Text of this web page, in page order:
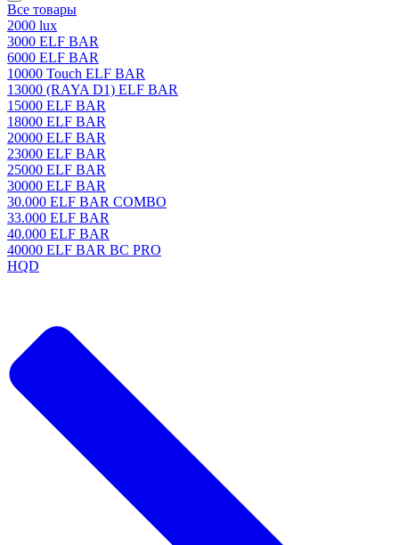
Все товары
2000 lux
3000 ELF BAR
6000 ELF BAR
10000 Touch ELF BAR
13000 (RAYA D1) ELF BAR
15000 ELF BAR
18000 ELF BAR
20000 ELF BAR
23000 ELF BAR
25000 ELF BAR
30000 ELF BAR
30.000 ELF BAR COMBO
33.000 ELF BAR
40.000 ELF BAR
40000 ELF BAR BC PRO
HQD